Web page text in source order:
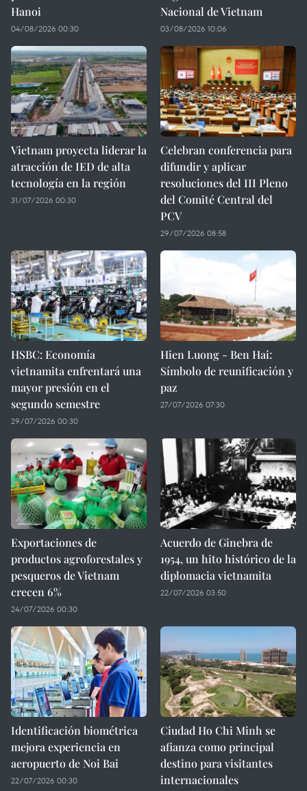
Hanoi
04/08/2026 00:30
Nacional de Vietnam
03/08/2026 10:06
Vietnam proyecta liderar la
atracción de IED de alta
tecnología en la región
31/07/2026 00:30
Celebran conferencia para
difundir y aplicar
resoluciones del III Pleno
del Comité Central del
PCV
29/07/2026 08:58
HSBC: Economía
vietnamita enfrentará una
mayor presión en el
segundo semestre
29/07/2026 00:30
Hien Luong - Ben Hai:
Símbolo de reunificación y
paz
27/07/2026 07:30
Exportaciones de
productos agroforestales y
pesqueros de Vietnam
crecen 6%
24/07/2026 00:30
Acuerdo de Ginebra de
1954, un hito histórico de la
diplomacia vietnamita
22/07/2026 03:50
Identificación biométrica
mejora experiencia en
aeropuerto de Noi Bai
22/07/2026 00:30
Ciudad Ho Chi Minh se
afianza como principal
destino para visitantes
internacionales